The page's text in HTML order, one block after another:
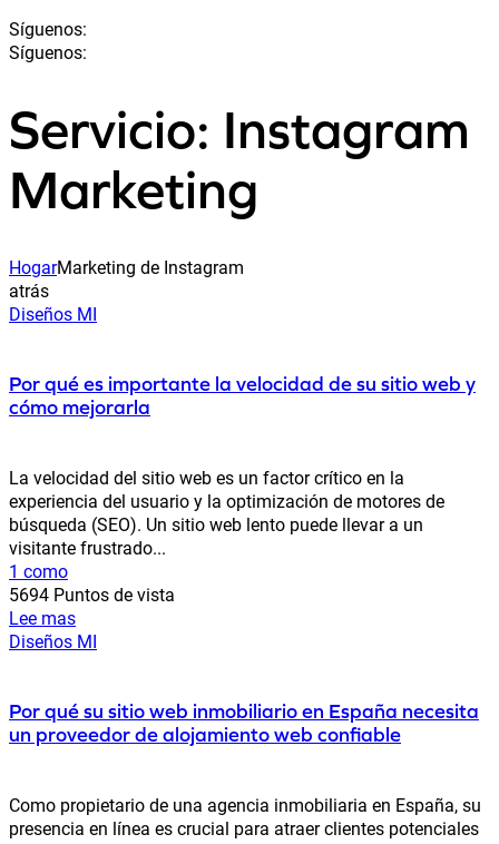
Síguenos:
Síguenos:
Servicio: Instagram
Marketing
HogarMarketing de Instagram
atrás
Diseños MI
Por qué es importante la velocidad de su sitio web y
cómo mejorarla
La velocidad del sitio web es un factor crítico en la
experiencia del usuario y la optimización de motores de
búsqueda (SEO). Un sitio web lento puede llevar a un
visitante frustrado...
1 como
5694 Puntos de vista
Lee mas
Diseños MI
Por qué su sitio web inmobiliario en España necesita
un proveedor de alojamiento web confiable
Como propietario de una agencia inmobiliaria en España, su
presencia en línea es crucial para atraer clientes potenciales